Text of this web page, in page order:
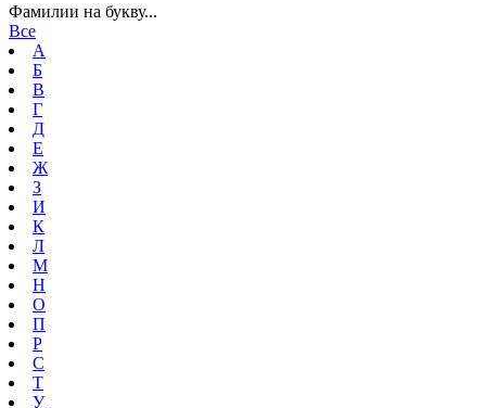
Фамилии на букву...
Все
А
Б
В
Г
Д
Е
Ж
З
И
К
Л
М
Н
О
П
Р
С
Т
У